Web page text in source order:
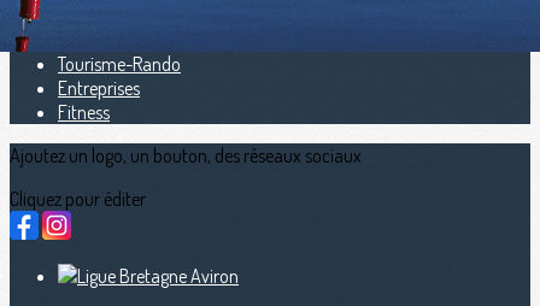
Handi aviron
Tourisme-Rando
Entreprises
Fitness
Ajoutez un logo, un bouton, des réseaux sociaux
Cliquez pour éditer